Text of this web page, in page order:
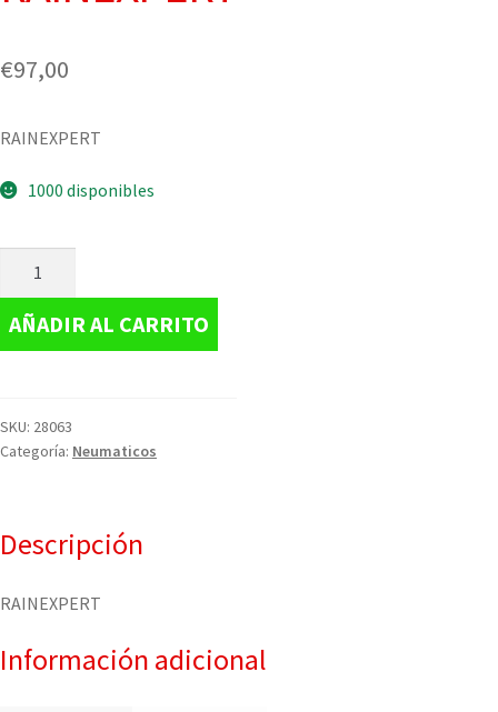
€97,00
RAINEXPERT
1000 disponibles
AÑADIR AL CARRITO
SKU: 28063
Categoría: Neumaticos
Descripción
RAINEXPERT
Información adicional